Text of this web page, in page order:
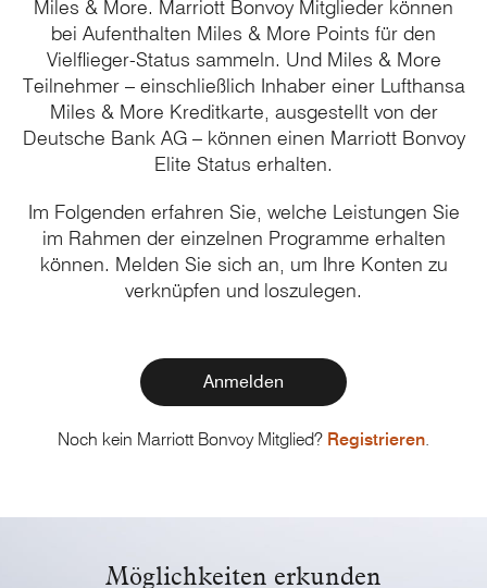
Miles & More. Marriott Bonvoy Mitglieder können
bei Aufenthalten Miles & More Points für den
Vielflieger-Status sammeln. Und Miles & More
Teilnehmer – einschließlich Inhaber einer Lufthansa
Miles & More Kreditkarte, ausgestellt von der
Deutsche Bank AG – können einen Marriott Bonvoy
Elite Status erhalten.
Im Folgenden erfahren Sie, welche Leistungen Sie
im Rahmen der einzelnen Programme erhalten
können. Melden Sie sich an, um Ihre Konten zu
verknüpfen und loszulegen.
Anmelden
Noch kein Marriott Bonvoy Mitglied? Registrieren.
Möglichkeiten erkunden